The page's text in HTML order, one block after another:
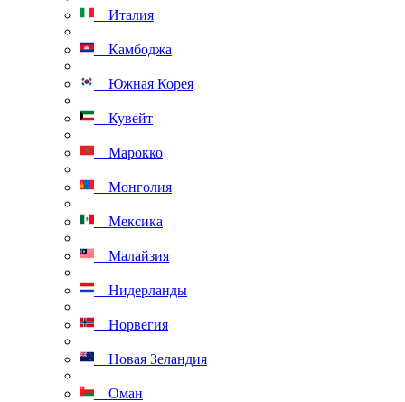
Италия
Камбоджа
Южная Корея
Кувейт
Марокко
Монголия
Мексика
Малайзия
Нидерланды
Норвегия
Новая Зеландия
Оман